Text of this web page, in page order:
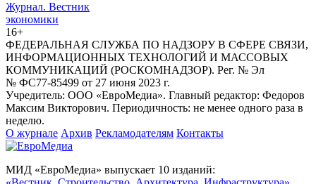
Журнал. Вестник
экономики
16+
ФЕДЕРАЛЬНАЯ СЛУЖБА ПО НАДЗОРУ В СФЕРЕ СВЯЗИ,
ИНФОРМАЦИОННЫХ ТЕХНОЛОГИЙ И МАССОВЫХ
КОММУНИКАЦИЙ (РОСКОМНАДЗОР). Рег. № Эл
№ ФС77-85499 от 27 июня 2023 г.
Учредитель: ООО «ЕвроМедиа». Главный редактор: Федоров
Максим Викторович. Периодичность: не менее одного раза в
неделю.
О журнале Архив Рекламодателям Контакты
МИД «ЕвроМедиа» выпускает 10 изданий: